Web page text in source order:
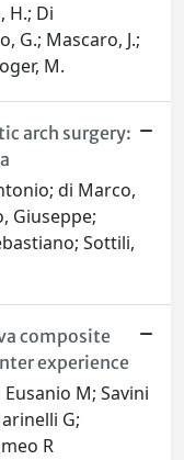
H.; Di
G.; Mascaro, J.;
M.
arch surgery:
di Marco,
Giuseppe;
Sottili,
composite
experience
M; Savini
G;
R